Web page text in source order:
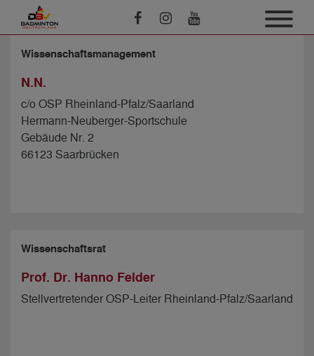
Wissenschaftsmanagement
N.N.
c/o OSP Rheinland-Pfalz/Saarland
Hermann-Neuberger-Sportschule
Gebäude Nr. 2
66123 Saarbrücken
Wissenschaftsrat
Prof. Dr. Hanno Felder
Stellvertretender OSP-Leiter Rheinland-Pfalz/Saarland